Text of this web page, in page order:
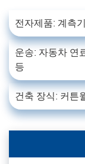
전자제품: 계측
운송: 자동차 연
등
건축 장식: 커튼